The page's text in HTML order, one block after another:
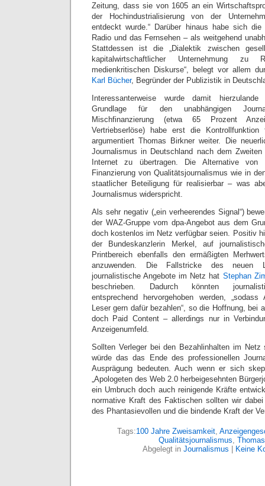
Zeitung, dass sie von 1605 an ein
der Hochindustrialisierung von der
entdeckt wurde.“ Darüber hinaus habe sich
Radio und das Fernsehen – als weitgehend
Stattdessen ist die „Dialektik zwischen
kapitalwirtschaftlicher Unternehmung zu
medienkritischen Diskurse“, belegt vor allem
Karl Bücher, Begründer der Publizistik in
Interessanterweise wurde damit
Grundlage für den unabhängigen
Mischfinanzierung (etwa 65 Prozent
Vertriebserlöse) habe erst die
argumentiert Thomas Birkner weiter. Die
Journalismus in Deutschland nach dem
Internet zu übertragen. Die Alternative
Finanzierung von Qualitätsjournalismus wie in
staatlicher Beteiligung für realisierbar – was
Journalismus widerspricht.
Als sehr negativ („ein verheerendes Signal“)
der WAZ-Gruppe vom dpa-Angebot aus dem
doch kostenlos im Netz verfügbar seien. Positiv
der Bundeskanzlerin Merkel, auf
Printbereich ebenfalls den ermäßigten
anzuwenden. Die Fallstricke des neuen
journalistische Angebote im Netz hat Stephan
beschrieben. Dadurch könnten
entsprechend hervorgehoben werden,
Leser gern dafür bezahlen“, so die Hoffnung, bei
doch Paid Content – allerdings nur in
Anzeigenumfeld.
Sollten Verleger bei den Bezahlinhalten im
würde das das Ende des professionellen
Ausprägung bedeuten. Auch wenn er sich
„Apologeten des Web 2.0 herbeigesehnten
ein Umbruch doch auch reinigende Kräfte
normative Kraft des Faktischen sollten wir
des Phantasievollen und die bindende Kraft der
Tags:100 Jahre Zweisamkeit
Qualitätsjournalismus
Abgelegt in Journalismus | Keine